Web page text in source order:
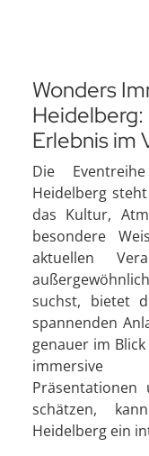
Wonders
Erlebnis im
Die
Heidelberg
das Kultur,
besondere
aktuellen
suchst, bietet
spannenden
genauer im
immersive
Präsentationen
schätzen,
Heidelberg ein